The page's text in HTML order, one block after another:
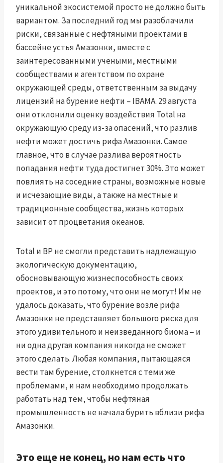
уникальной экосистемой просто не должно быть
вариантом. За последний год мы разоблачили
риски, связанные с нефтяными проектами в
бассейне устья Амазонки, вместе с
заинтересованными учеными, местными
сообществами и агентством по охране
окружающей среды, ответственным за выдачу
лицензий на бурение нефти – IBAMA. 29 августа
они отклонили оценку воздействия Total на
окружающую среду из-за опасений, что разлив
нефти может достичь рифа Амазонки. Самое
главное, что в случае разлива вероятность
попадания нефти туда достигнет 30%. Это может
повлиять на соседние страны, возможные новые
и исчезающие виды, а также на местные и
традиционные сообщества, жизнь которых
зависит от процветания океанов.
Total и BP не смогли представить надлежащую
экологическую документацию,
обосновывающую жизнеспособность своих
проектов, и это потому, что они не могут! Им не
удалось доказать, что бурение возле рифа
Амазонки не представляет большого риска для
этого удивительного и неизведанного биома – и
ни одна другая компания никогда не сможет
этого сделать. Любая компания, пытающаяся
вести там бурение, столкнется с теми же
проблемами, и нам необходимо продолжать
работать над тем, чтобы нефтяная
промышленность не начала бурить вблизи рифа
Амазонки.
Это еще не конец, но нам есть что